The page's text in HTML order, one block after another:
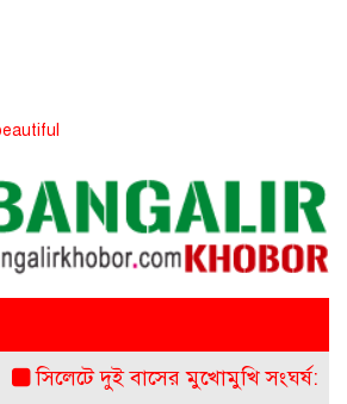
সিলেটে দুই বাসের মুখোমুখি সংঘর্ষ: নিহত ৭